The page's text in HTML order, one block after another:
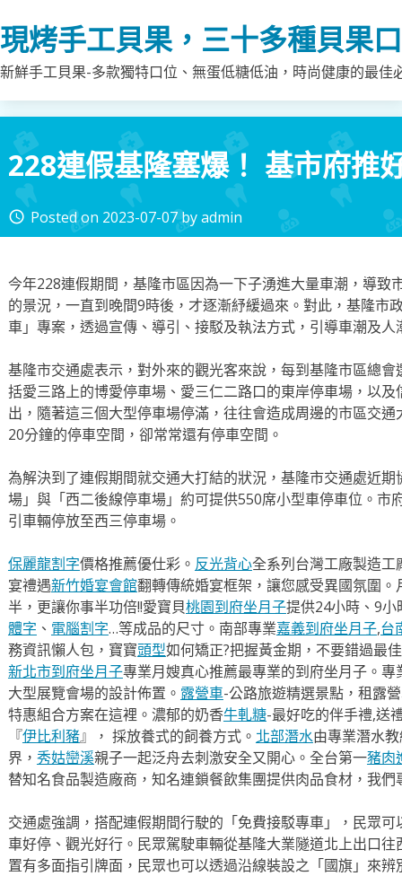
to
content
現烤手工貝果，三十多種貝果
新鮮手工貝果-多款獨特口位、無蛋低糖低油，時尚健康的最
228連假基隆塞爆！ 基市府推
access_time Posted on 2023-07-07byadmin
今年228連假期間，基隆市區因為一下子湧進大量車潮，導致
的景況，一直到晚間9時後，才逐漸紓緩過來。對此，基隆市
車」專案，透過宣傳、導引、接駁及執法方式，引導車潮及人
基隆市交通處表示，對外來的觀光客來說，每到基隆市區總
括愛三路上的博愛停車場、愛三仁二路口的東岸停車場，以
出，隨著這三個大型停車場停滿，往往會造成周邊的市區交
20分鐘的停車空間，卻常常還有停車空間。
為解決到了連假期間就交通大打結的狀況，基隆市交通處近
場」與「西二後線停車場」約可提供550席小型車停車位。市
引車輛停放至西三停車場。
保麗龍割字價格推薦優仕彩。 反光背心全系列台灣工廠製造
宴禮遇新竹婚宴會館翻轉傳統婚宴框架，讓您感受異國氛圍。
半，更讓你事半功倍!!愛寶貝桃園到府坐月子提供24小時、9
體字 、 電腦割字…等成品的尺寸。南部專業嘉義到府坐月子,台
務資訊懶人包，寶寶頭型如何矯正?把握黃金期，不要錯過最
新北市到府坐月子專業月嫂真心推薦最專業的到府坐月子。專
大型展覽會場的設計佈置。 露營車-公路旅遊精選景點，租露
特惠組合方案在這裡。濃郁的奶香牛軋糖-最好吃的伴手禮,送
『伊比利豬』， 採放養式的飼養方式。 北部潛水由專業潛水
界， 秀姑巒溪親子一起泛舟去​刺激安全又開心。全台第一豬肉
替知名食品製造廠商，知名連鎖餐飲集團提供肉品食材，我
交通處強調，搭配連假期間行駛的「免費接駁專車」，民眾
車好停、觀光好行。民眾駕駛車輛從基隆大業隧道北上出口
置有多面指引牌面，民眾也可以透過沿線裝設之「國旗」來